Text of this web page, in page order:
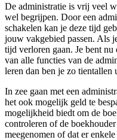
De administratie is vrij veel
wel begrijpen. Door een
schakelen kan je deze tijd
jouw vakgebied passen. Als
tijd verloren gaan. Je bent
van alle functies van de
leren dan ben je zo tientallen
In zee gaan met een
het ook mogelijk geld te
mogelijkheid biedt om de
controleren of de
meegenomen of dat er